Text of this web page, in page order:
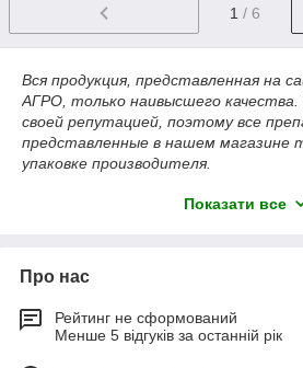
1 / 6
Вся продукция, представленная на
АГРО, только наивысшего
своей репутацией, поэтому все
представленные в нашем магазине
упаковке производителя.
максимально быстро, а также
Показати все
Про нас
Рейтинг не сформований
Менше 5 відгуків за останній рік